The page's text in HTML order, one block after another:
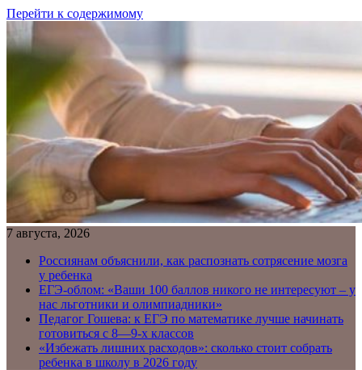
Перейти к содержимому
7 августа, 2026
Россиянам объяснили, как распознать сотрясение мозга
у ребенка
ЕГЭ-облом: «Ваши 100 баллов никого не интересуют – у
нас льготники и олимпиадники»
Педагог Гошева: к ЕГЭ по математике лучше начинать
готовиться с 8—9-х классов
«Избежать лишних расходов»: сколько стоит собрать
ребенка в школу в 2026 году